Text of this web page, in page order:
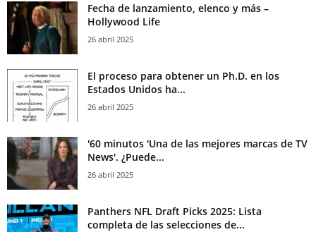
Fecha de lanzamiento, elenco y más –
Hollywood Life
26 abril 2025
El proceso para obtener un Ph.D. en los
Estados Unidos ha...
26 abril 2025
'60 minutos 'Una de las mejores marcas de TV
News'. ¿Puede...
26 abril 2025
Panthers NFL Draft Picks 2025: Lista
completa de las selecciones de...